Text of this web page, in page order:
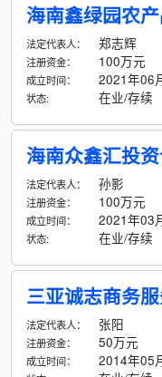
海南鑫绿园农
法定代表人： 郑志辉
注册资金： 100万元
成立时间： 2021年06
状态: 在业/存续
海南众鑫汇投资
法定代表人： 孙影
注册资金： 100万元
成立时间： 2021年03
状态: 在业/存续
三亚诚志商务
法定代表人： 张阳
注册资金： 50万元
成立时间： 2014年05